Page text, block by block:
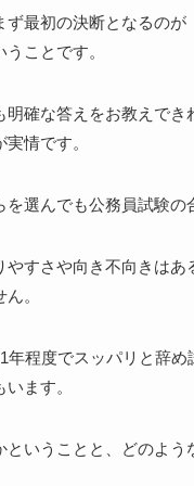
最初の決断となるの
ことです。
確な答えをお教えで
情です。
選んでも公務員試験の
すさや向き不向きは
。
程度でスッパリと辞
ます。
いうことと、どのよう